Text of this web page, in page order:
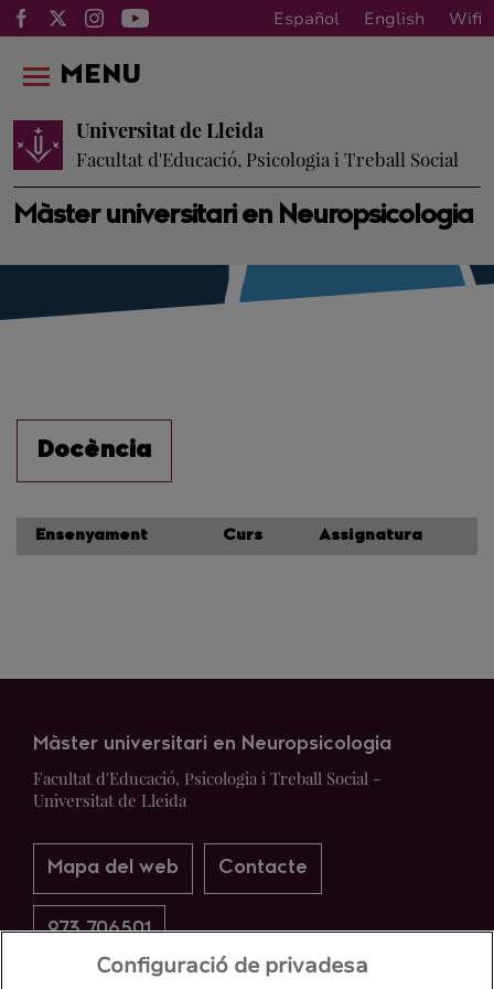
Español English Wifi
Màster universitari en Neuropsicologia
Universitat de Lleida
Facultat d'Educació, Psicologia i Treball Social
MENU
Docència
Ensenyament Curs Assignatura
Màster universitari en Neuropsicologia
Facultat d'Educació, Psicologia i Treball Social -
Universitat de Lleida
Mapa del web Contacte
973 706501
Configuració de privadesa